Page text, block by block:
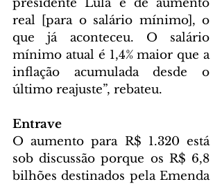
presidente Lula é de aumento
real [para o salário mínimo], o
que já aconteceu. O salário
mínimo atual é 1,4% maior que a
inflação acumulada desde o
último reajuste”, rebateu.
Entrave
O aumento para R$ 1.320 está
sob discussão porque os R$ 6,8
bilhões destinados pela Emenda